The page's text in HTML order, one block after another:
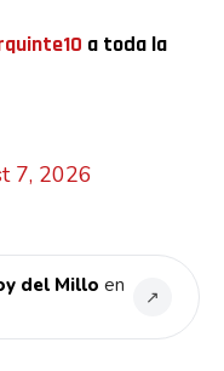
a toda la
7, 2026
del Millo en
↗